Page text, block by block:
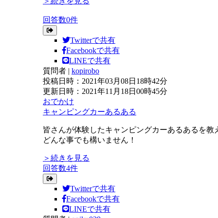
回答数0件
Twitterで共有
Facebookで共有
LINEで共有
質問者 | kopirobo
投稿日時：2021年03月08日18時42分
更新日時：2021年11月18日00時45分
おでかけ
キャンピングカーあるある
皆さんが体験したキャンピングカーあるあるを教
どんな事でも構いません！
＞続きを見る
回答数4件
Twitterで共有
Facebookで共有
LINEで共有